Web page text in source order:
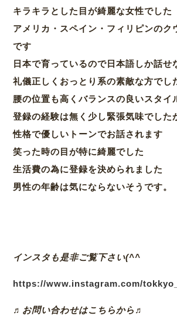
キラキラとした目が綺麗な女性でした
アメリカ・スペイン・フィリピンのク
です
日本で育っているので日本語しか話せ
礼儀正しくおっとり系の素敵な方でし
腰の位置も高くバランスの良いスタイ
登録の経験は無く少し緊張気味でした
性格で優しいトーンでお話されます
笑った時の目が特に綺麗でした
生活費の為に登録を決められました
男性の年齢は気にならないそうです。
インスタも是非ご覧下さい(^^
https://www.instagram.com/
♬お問い合わせはこちらから♬